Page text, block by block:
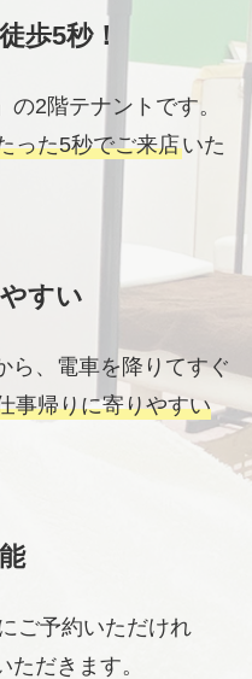
歩5秒！
2階テナントです。
った5秒でご来店いた
すい
ら、電車を降りてすぐ
事帰りに寄りやすい
ご予約いただけれ
だきます。